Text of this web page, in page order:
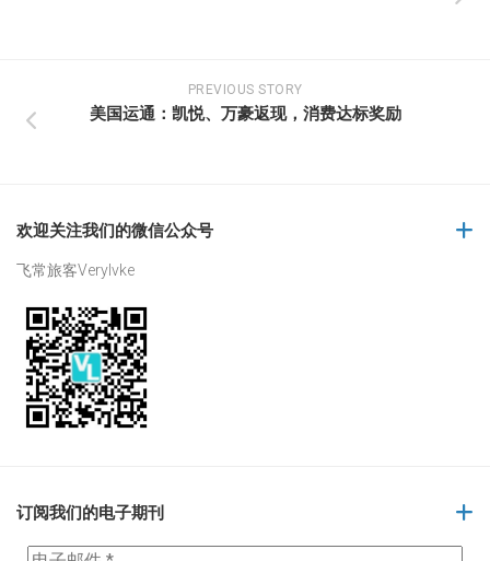
PREVIOUS STORY
美国运通：凯悦、万豪返现，消费达标奖励
欢迎关注我们的微信公众号
飞常旅客Verylvke
订阅我们的电子期刊